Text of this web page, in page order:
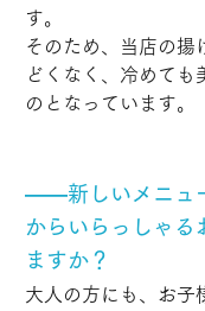
す。
そのため、当店の揚
どくなく、冷めても
のとなっています。
――新しいメニュ
からいらっしゃる
ますか？
大人の方にも、お子